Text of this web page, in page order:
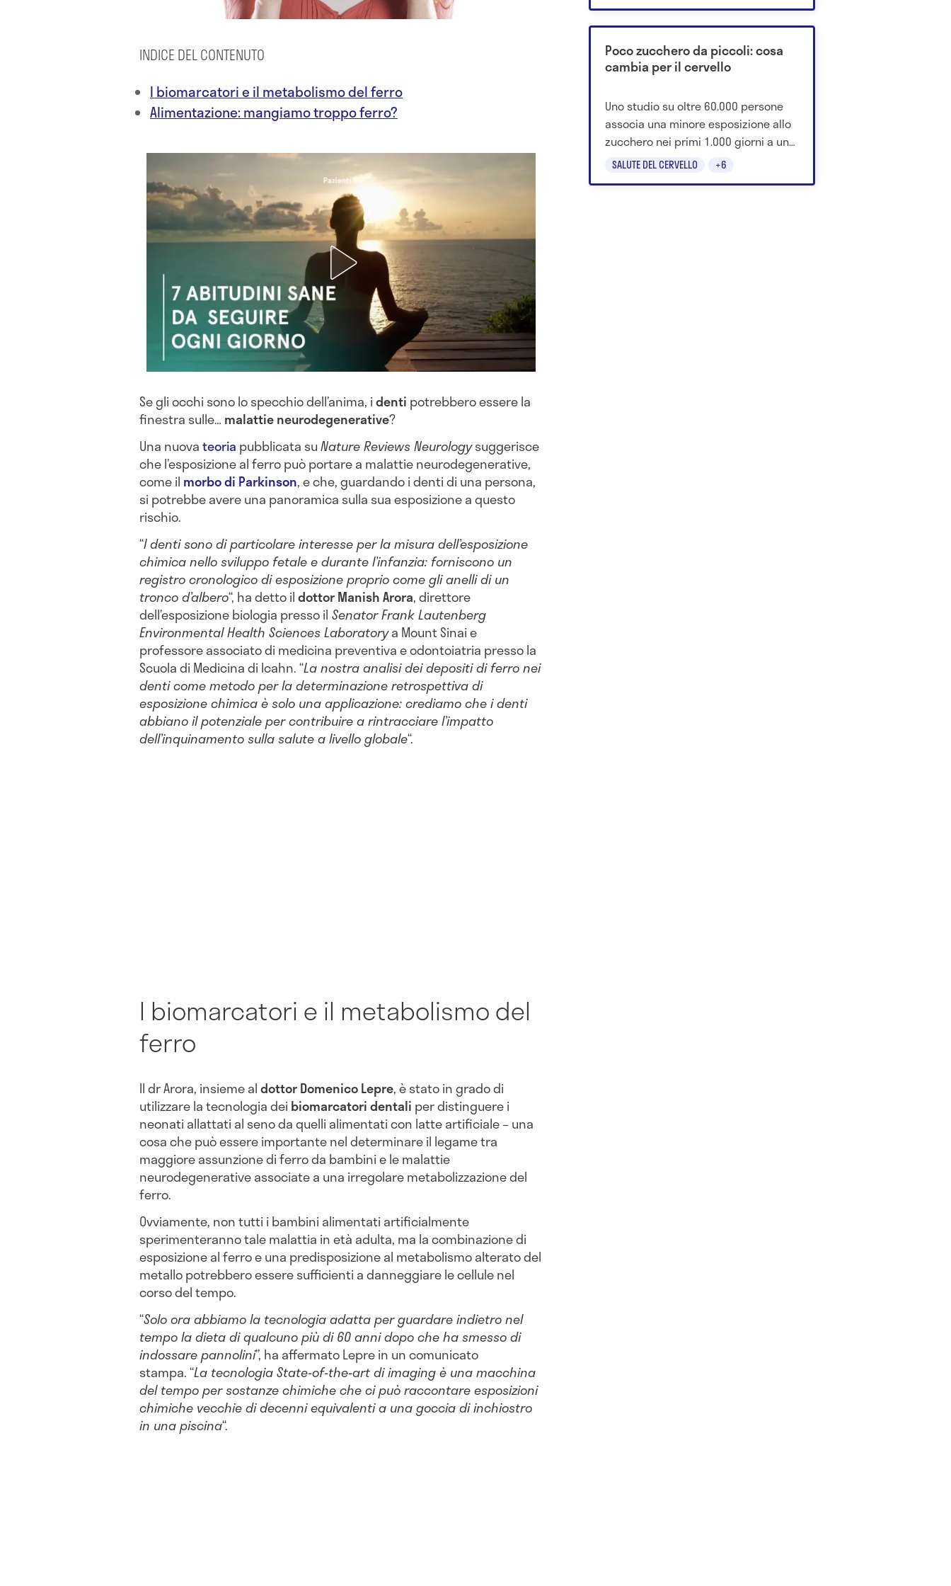
INDICE DEL CONTENUTO
I biomarcatori e il metabolismo del ferro
Alimentazione: mangiamo troppo ferro?
Se gli occhi sono lo specchio dell’anima, identi potrebbero essere la
finestra sulle… malattieneurodegenerative?
Una nuovateoria pubblicata suNature Reviews Neurologysuggerisce
che l’esposizione al ferro può portare a malattie neurodegenerative,
come il morbo di Parkinson, e che, guardando i denti di una persona,
si potrebbe avere una panoramica sulla sua esposizione a questo
rischio.
“I denti sono di particolare interesse per la misura dell’esposizione
chimica nello sviluppo fetale e durante l’infanzia: forniscono un
registro cronologico di esposizione proprio come gli anelli di un
tronco d’albero“, ha detto ildottor Manish Arora, direttore
dell’esposizione biologia presso il Senator Frank Lautenberg
Environmental Health Sciences Laboratorya Mount Sinai e
professore associato di medicina preventiva e odontoiatria presso la
Scuola di Medicina di Icahn. “La nostra analisi dei depositi di ferro nei
denti come metodo per la determinazione retrospettiva di
esposizione chimica è solo una applicazione: crediamo che i denti
abbiano il potenziale per contribuire a rintracciare l’impatto
dell’inquinamento sulla salute a livello globale“.
I biomarcatori e il metabolismo del
ferro
Il dr Arora, insieme aldottor Domenico Lepre, è stato in grado di
utilizzare la tecnologia dei biomarcatoridentali per distinguere i
neonati allattati al seno da quelli alimentati con latte artificiale – una
cosa che può essere importante nel determinare il legame tra
maggiore assunzione di ferro da bambini e le malattie
neurodegenerative associate a una irregolare metabolizzazione del
ferro.
Ovviamente, non tutti i bambini alimentati artificialmente
sperimenteranno tale malattia in età adulta, ma la combinazione di
esposizione al ferro e una predisposizione al metabolismo alterato del
metallo potrebbero essere sufficienti a danneggiare le cellule nel
corso del tempo.
“Solo ora abbiamo la tecnologia adatta per guardare indietro nel
tempo la dieta di qualcuno più di 60 anni dopo che ha smesso di
indossare pannolini”, ha affermato Lepre in un comunicato
stampa. “La tecnologia State-of-the-art di imaging è una macchina
del tempo per sostanze chimiche che ci può raccontare esposizioni
chimiche vecchie di decenni equivalenti a una goccia di inchiostro
in una piscina“.
SALUTE DEL CERVELLO +6
Poco zucchero da piccoli: cosa
cambia per il cervello
Uno studio su oltre 60.000 persone
associa una minore esposizione allo
zucchero nei primi 1.000 giorni a un
rischio più basso di Alzheimer,